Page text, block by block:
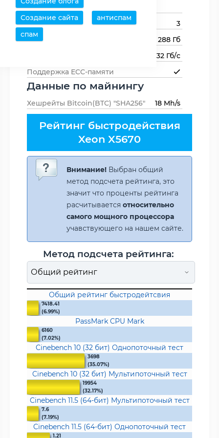
Создание сайта
антиспам
спам
памяти
Каналов памяти
3
Максимальный объем памяти
288 Гб
32 Гб/с
Поддержка ECC-памяти
Данные по майнингу
Хешрейты Bitcoin(BTC) "SHA256" 18 Mh/s
Рейтинг быстродействия
Xeon X5670
Внимание! Выбран общий
метод подсчета рейтинга, это
значит что проценты рейтинга
расчитывается относительно
самого мощного процессора
учавствующего на нашем сайте.
Метод подсчета рейтинга:
Общий рейтинг быстродейтсвия
7418.41
(6.99%)
PassMark CPU Mark
6160
(7.02%)
Cinebench 10 (32 бит) Однопоточный тест
3698
(35.07%)
Cinebench 10 (32 бит) Мультипоточный тест
19954
(32.17%)
Cinebench 11.5 (64-бит) Мультипоточный тест
7.6
(7.19%)
Cinebench 11.5 (64-бит) Однопоточный тест
1.21